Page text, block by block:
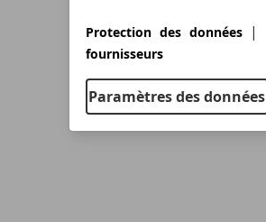
Protection des données|
fournisseurs
Paramètres des données